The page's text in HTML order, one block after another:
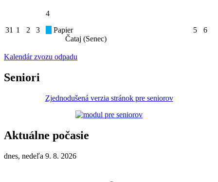
31 1 2 3
4
Papier
Čataj (Senec)
5 6
Kalendár zvozu odpadu
Seniori
Zjednodušená verzia stránok pre seniorov
Aktuálne počasie
dnes, nedeľa 9. 8. 2026